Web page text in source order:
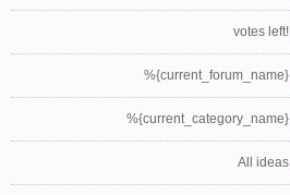
votes left!
%{current_forum_name}
%{current_category_name}
All ideas